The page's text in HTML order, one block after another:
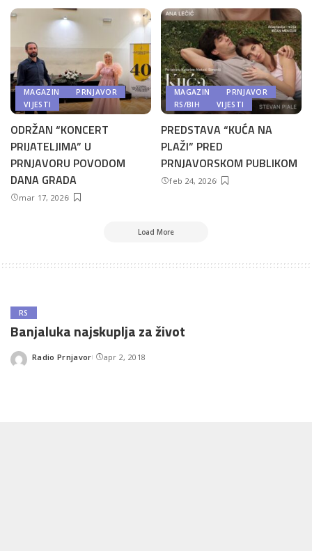
MAGAZIN
PRNJAVOR
VIJESTI
ODRŽAN “KONCERT
PRIJATELJIMA” U
PRNJAVORU POVODOM
DANA GRADA
mar 17, 2026
MAGAZIN
PRNJAVOR
RS/BIH
VIJESTI
PREDSTAVA “KUĆA NA
PLAŽI” PRED
PRNJAVORSKOM PUBLIKOM
feb 24, 2026
Load More
RS
Banjaluka najskuplja za život
Posted
Radio Prnjavor apr 2, 2018